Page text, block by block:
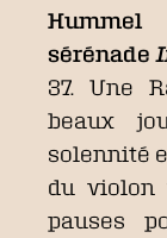
Hummel
sérénade
37. Une
beaux
solennité
du violon
pauses